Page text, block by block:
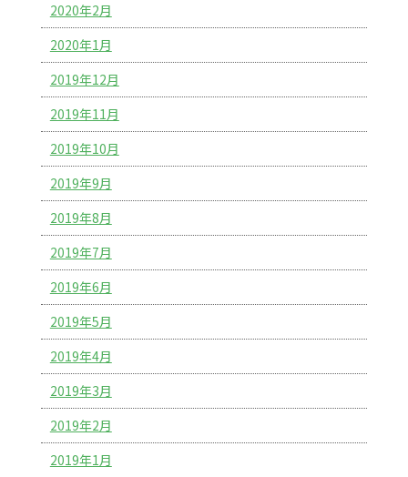
2020年2月
2020年1月
2019年12月
2019年11月
2019年10月
2019年9月
2019年8月
2019年7月
2019年6月
2019年5月
2019年4月
2019年3月
2019年2月
2019年1月